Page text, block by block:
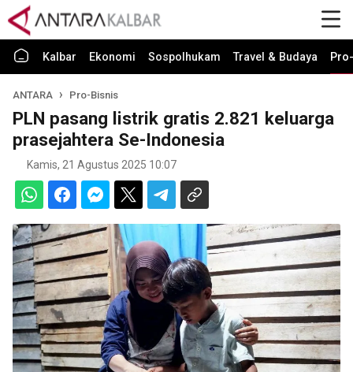
Kalbar Ekonomi Sospolhukam Travel & Budaya
ANTARA Pro-Bisnis
PLN pasang listrik gratis 2.821 keluarga
prasejahtera Se-Indonesia
Kamis, 21 Agustus 2025 10:07